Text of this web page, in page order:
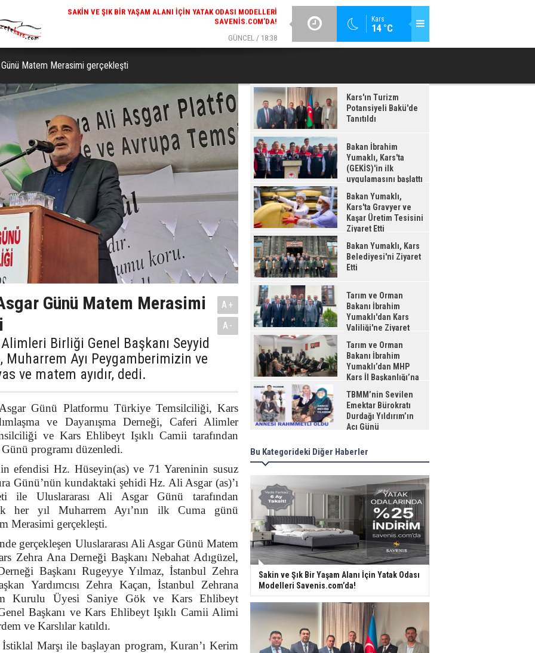
Kars
14 °C
MODELLERI
SAVENIS.COM’DA!
GÜNCEL / 18:38
BAKAN İBRAHIM YUMAKLI, KARS'TA (GEKİS)'IN ILK
Matem Merasimi gerçekleşti
Günü Matem Merasimi
Birliği Genel Başkanı Seyyid
Muharrem Ayı Peygamberimizin ve
ve matem ayıdır, dedi.
A+
A-
Günü Platformu Türkiye Temsilciliği, Kars
ve Dayanışma Derneği, Caferi Alimler
ve Kars Ehlibeyt Işıklı Camii tarafından
programı düzenledi.
efendisi Hz. Hüseyin(as) ve 71 Yareninin susuz
Günü’nün kundaktaki şehidi Hz. Ali Asgar (as)’ı
ile Uluslararası Ali Asgar Günü tarafından
her yıl Muharrem Ayı’nın ilk Cuma günü
Merasimi gerçekleşti.
gerçekleşen Uluslararası Ali Asgar Günü Matem
Zehra Ana Derneği Başkanı Nebahat Adıgüzel,
Başkanı Rugeyye Yılmaz, İstanbul Zehra
Yardımcısı Zehra Kaçan, İstanbul Zehrana
Kurulu Üyesi Saniye Gök ve Kars Ehlibeyt
Başkanı ve Kars Ehlibeyt Işıklı Camii Alimi
ve Karslılar katıldı.
Marşı ile başlayan program, Kuran’ı Kerim
Kars'ın Turizm
Potansiyeli Bakü'de
Tanıtıldı
Bakan İbrahim
Yumaklı, Kars'ta
(GEKİS)'in ilk
uygulamasını başlattı
Bakan Yumaklı,
Kars'ta Gravyer ve
Kaşar Üretim Tesisini
Ziyaret Etti
Bakan Yumaklı, Kars
Belediyesi'ni Ziyaret
Etti
Tarım ve Orman
Bakanı İbrahim
Yumaklı'dan Kars
Valiliği'ne Ziyaret
Tarım ve Orman
Bakanı İbrahim
Yumaklı’dan MHP
Kars İl Başkanlığı’na
Ziyaret
TBMM’nin Sevilen
Emektar Bürokratı
Durdağı Yıldırım’ın
Acı Günü
Bu Kategorideki Diğer Haberler
Sakin ve Şık Bir Yaşam Alanı İçin Yatak Odası
Modelleri Savenis.com’da!